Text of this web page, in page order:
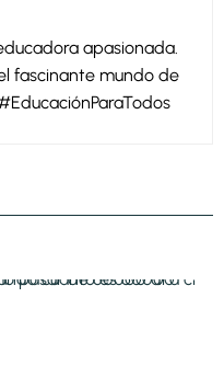
apasionada.
fascinante mundo de